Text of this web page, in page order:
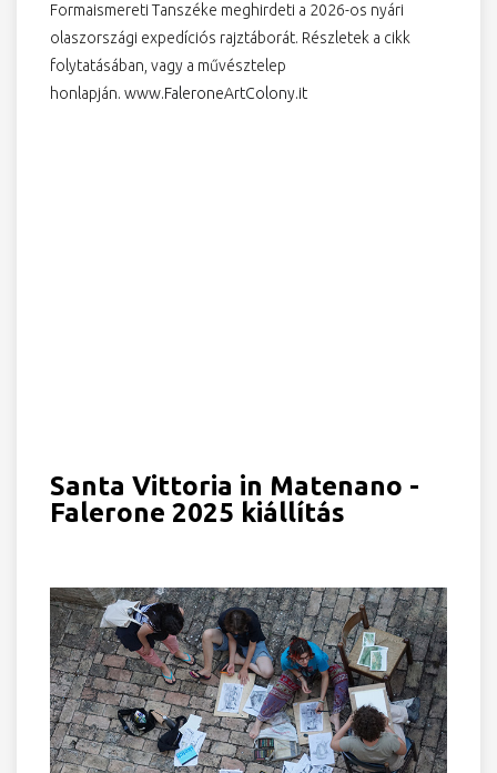
Formaismereti Tanszéke meghirdeti a 2026-os nyári
olaszországi expedíciós rajztáborát. Részletek a cikk
folytatásában, vagy a művésztelep
honlapján. www.FaleroneArtColony.it
Santa Vittoria in Matenano -
Falerone 2025 kiállítás